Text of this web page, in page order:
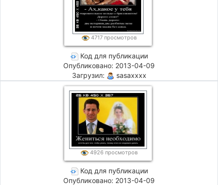
4717 просмотров
Код для публикации
Опубликовано: 2013-04-09
Загрузил:
sasaxxxx
4926 просмотров
Код для публикации
Опубликовано: 2013-04-09